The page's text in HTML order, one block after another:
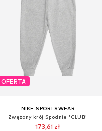
OFERTA
NIKE SPORTSWEAR
Zwężany krój Spodnie 'CLUB'
173,61 zł